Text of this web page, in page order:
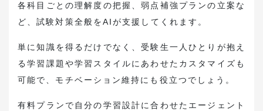
各科目ごとの理解度の把握、弱点補強プランの立案な
ど、試験対策全般をAIが支援してくれます。
単に知識を得るだけでなく、受験生一人ひとりが抱え
る学習課題や学習スタイルにあわせたカスタマイズも
可能で、モチベーション維持にも役立つでしょう。
有料プランで自分の学習設計に合わせたエージェント